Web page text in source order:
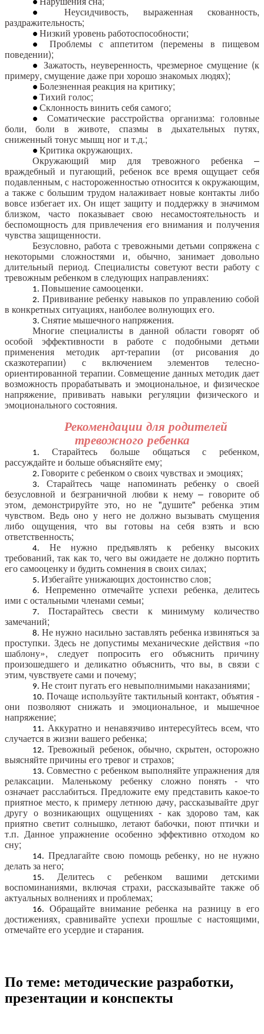
Неусидчивость, выраженная скованность,
раздражительность;
Низкий уровень работоспособности;
Проблемы с аппетитом (перемены в пищевом
поведении);
Зажатость, неуверенность, чрезмерное смущение (к
примеру, смущение даже при хорошо знакомых людях);
Болезненная реакция на критику;
Тихий голос;
Склонность винить себя самого;
Соматические расстройства организма: головные
боли, боли в животе, спазмы в дыхательных путях,
сниженный тонус мышц ног и т.д.;
Критика окружающих.
Окружающий мир для тревожного ребенка –
враждебный и пугающий, ребенок все время ощущает себя
подавленным, с настороженностью относится к окружающим,
а также с большим трудом налаживает новые контакты либо
вовсе избегает их. Он ищет защиту и поддержку в значимом
близком, часто показывает свою несамостоятельность и
беспомощность для привлечения его внимания и получения
чувства защищенности.
Безусловно, работа с тревожными детьми сопряжена с
некоторыми сложностями и, обычно, занимает довольно
длительный период. Специалисты советуют вести работу с
тревожным ребенком в следующих направлениях:
Повышение самооценки.
Прививание ребенку навыков по управлению собой
в конкретных ситуациях, наиболее волнующих его.
Снятие мышечного напряжения.
Многие специалисты в данной области говорят об
особой эффективности в работе с подобными детьми
применения методик арт-терапии (от рисования до
сказкотерапии) с включением элементов телесно-
ориентированной терапии. Совмещение данных методик дает
возможность прорабатывать и эмоциональное, и физическое
напряжение, прививать навыки регуляции физического и
эмоционального состояния.
Рекомендации для родителей
тревожного ребенка
Старайтесь больше общаться с ребенком,
рассуждайте и больше объясняйте ему;
Говорите с ребенком о своих чувствах и эмоциях;
Старайтесь чаще напоминать ребенку о своей
безусловной и безграничной любви к нему – говорите об
этом, демонстрируйте это, но не "душите" ребенка этим
чувством. Ведь оно у него не должно вызывать смущения
либо ощущения, что вы готовы на себя взять и всю
ответственность;
Не нужно предъявлять к ребенку высоких
требований, так как то, чего вы ожидаете не должно портить
его самооценку и будить сомнения в своих силах;
Избегайте унижающих достоинство слов;
Непременно отмечайте успехи ребенка, делитесь
ими с остальными членами семьи;
Постарайтесь свести к минимуму количество
замечаний;
Не нужно насильно заставлять ребенка извиняться за
проступки. Здесь не допустимы механические действия «по
шаблону», следует попросить его объяснить причину
произошедшего и деликатно объяснить, что вы, в связи с
этим, чувствуете сами и почему;
Не стоит пугать его невыполнимыми наказаниями;
Почаще используйте тактильный контакт, объятия -
они позволяют снижать и эмоциональное, и мышечное
напряжение;
Аккуратно и ненавязчиво интересуйтесь всем, что
случается в жизни вашего ребенка;
Тревожный ребенок, обычно, скрытен, осторожно
выясняйте причины его тревог и страхов;
Совместно с ребенком выполняйте упражнения для
релаксации. Маленькому ребенку сложно понять - что
означает расслабиться. Предложите ему представить какое-то
приятное место, к примеру летнюю дачу, рассказывайте друг
другу о возникающих ощущениях - как здорово там, как
приятно светит солнышко, летают бабочки, поют птички и
т.п. Данное упражнение особенно эффективно отходом ко
сну;
Предлагайте свою помощь ребенку, но не нужно
делать за него;
Делитесь с ребенком вашими детскими
воспоминаниями, включая страхи, рассказывайте также об
актуальных волнениях и проблемах;
Обращайте внимание ребенка на разницу в его
достижениях, сравнивайте успехи прошлые с настоящими,
отмечайте его усердие и старания.
По теме: методические разработки,
презентации и конспекты